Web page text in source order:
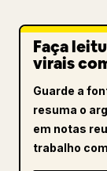
Faça
virais
Guarde a
resuma o
em notas
trabalho